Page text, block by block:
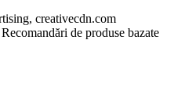
creativecdn.com
de produse bazate